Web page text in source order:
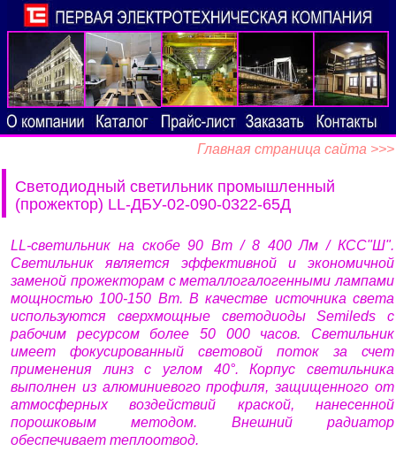
Главная страница сайта >>>
Светодиодный светильник промышленный
(прожектор) LL-ДБУ-02-090-0322-65Д
LL-светильник на скобе 90 Вт / 8 400 Лм / КСС"Ш".
Светильник является эффективной и экономичной
заменой прожекторам с металлогалогенными лампами
мощностью 100-150 Вт. В качестве источника света
используются сверхмощные светодиоды Semileds с
рабочим ресурсом более 50 000 часов. Светильник
имеет фокусированный световой поток за счет
применения линз с углом 40°. Корпус светильника
выполнен из алюминиевого профиля, защищенного от
атмосферных воздействий краской, нанесенной
порошковым методом. Внешний радиатор
обеспечивает теплоотвод.